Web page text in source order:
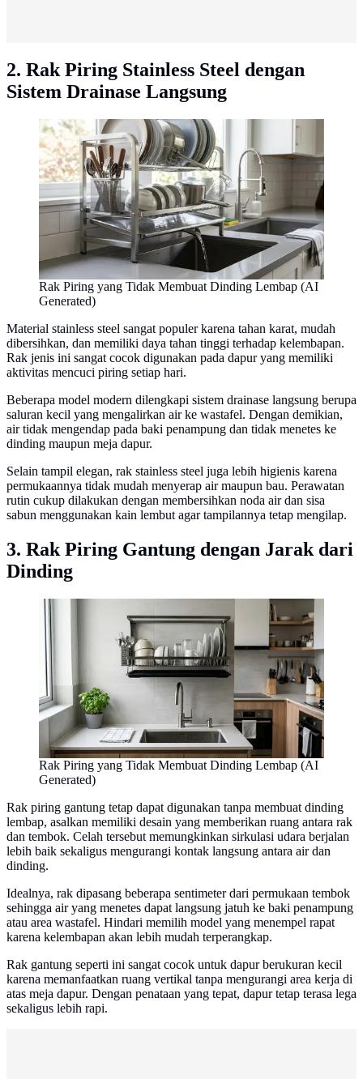
2. Rak Piring Stainless Steel dengan
Sistem Drainase Langsung
Rak Piring yang Tidak Membuat Dinding Lembap (AI
Generated)
Material stainless steel sangat populer karena tahan karat, mudah
dibersihkan, dan memiliki daya tahan tinggi terhadap kelembapan.
Rak jenis ini sangat cocok digunakan pada dapur yang memiliki
aktivitas mencuci piring setiap hari.
Beberapa model modern dilengkapi sistem drainase langsung berupa
saluran kecil yang mengalirkan air ke wastafel. Dengan demikian,
air tidak mengendap pada baki penampung dan tidak menetes ke
dinding maupun meja dapur.
Selain tampil elegan, rak stainless steel juga lebih higienis karena
permukaannya tidak mudah menyerap air maupun bau. Perawatan
rutin cukup dilakukan dengan membersihkan noda air dan sisa
sabun menggunakan kain lembut agar tampilannya tetap mengilap.
3. Rak Piring Gantung dengan Jarak dari
Dinding
Rak Piring yang Tidak Membuat Dinding Lembap (AI
Generated)
Rak piring gantung tetap dapat digunakan tanpa membuat dinding
lembap, asalkan memiliki desain yang memberikan ruang antara rak
dan tembok. Celah tersebut memungkinkan sirkulasi udara berjalan
lebih baik sekaligus mengurangi kontak langsung antara air dan
dinding.
Idealnya, rak dipasang beberapa sentimeter dari permukaan tembok
sehingga air yang menetes dapat langsung jatuh ke baki penampung
atau area wastafel. Hindari memilih model yang menempel rapat
karena kelembapan akan lebih mudah terperangkap.
Rak gantung seperti ini sangat cocok untuk dapur berukuran kecil
karena memanfaatkan ruang vertikal tanpa mengurangi area kerja di
atas meja dapur. Dengan penataan yang tepat, dapur tetap terasa lega
sekaligus lebih rapi.